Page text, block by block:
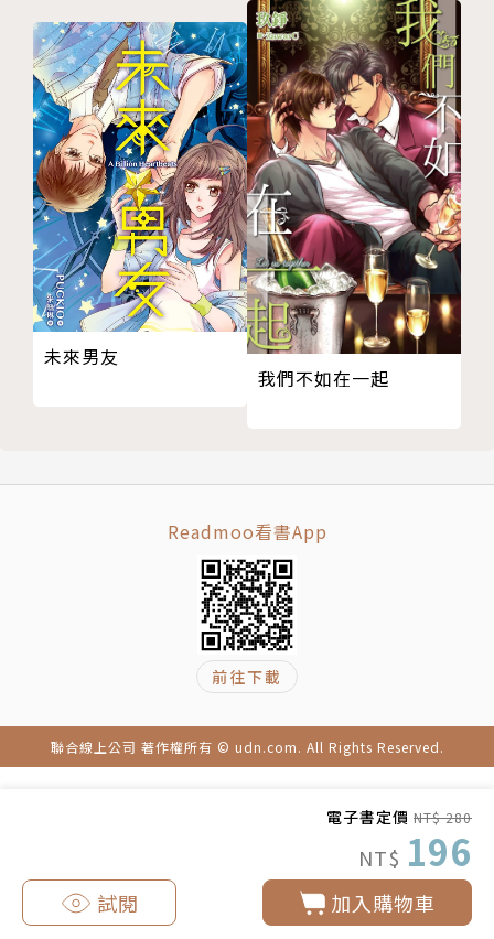
電子書定價 NT$ 280
NT$ 196
加入購物車
試閱
未來男友
我們不如在一起
Readmoo看書App
前往下載
聯合線上公司 著作權所有 © udn.com. All Rights Reserved.